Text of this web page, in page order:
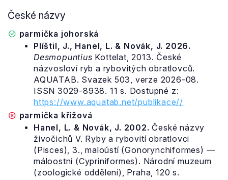
České názvy
parmička johorská
Plíštil, J., Hanel, L. & Novák, J. 2026.
Desmopuntius Kottelat, 2013. České
názvosloví ryb a rybovitých obratlovců.
AQUATAB. Svazek 503, verze 2026-08.
ISSN 3029-8938. 11 s. Dostupné z:
https://www.aquatab.net/publikace//
parmička křížová
Hanel, L. & Novák, J. 2002. České názvy
živočichů V. Ryby a rybovití obratlovci
(Pisces), 3., maloústí (Gonorynchiformes) —
máloostní (Cypriniformes). Národní muzeum
(zoologické oddělení), Praha, 120 s.